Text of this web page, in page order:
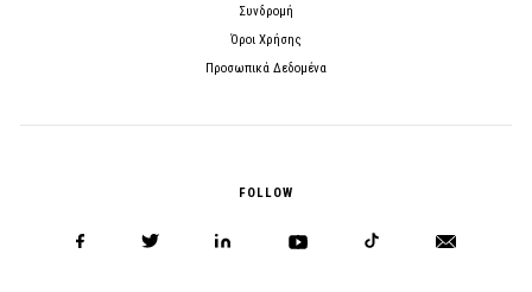
Συνδρομή
Όροι Χρήσης
Προσωπικά Δεδομένα
FOLLOW